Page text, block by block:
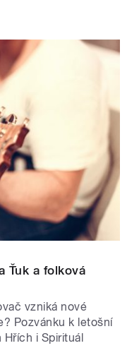
Ťuk a folková
vzniká nové
Pozvánku k letošní
i Spirituál